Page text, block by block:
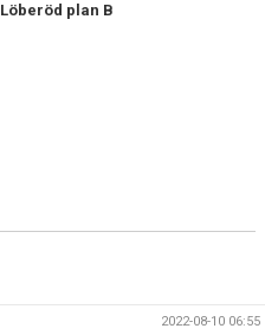
plan B
2022-08-10 06:55